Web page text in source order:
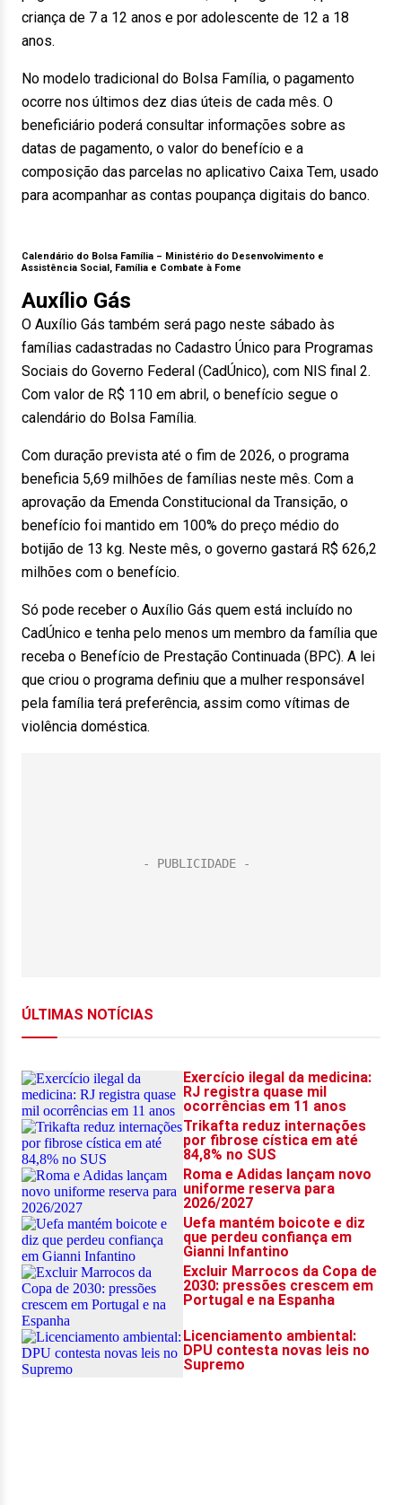
criança de 7 a 12 anos e por adolescente de 12 a 18
anos.
No modelo tradicional do Bolsa Família, o pagamento
ocorre nos últimos dez dias úteis de cada mês. O
beneficiário poderá consultar informações sobre as
datas de pagamento, o valor do benefício e a
composição das parcelas no aplicativo Caixa Tem, usado
para acompanhar as contas poupança digitais do banco.
Calendário do Bolsa Família – Ministério do Desenvolvimento e
Assistência Social, Família e Combate à Fome
Auxílio Gás
O Auxílio Gás também será pago neste sábado às
famílias cadastradas no Cadastro Único para Programas
Sociais do Governo Federal (CadÚnico), com NIS final 2.
Com valor de R$ 110 em abril, o benefício segue o
calendário do Bolsa Família.
Com duração prevista até o fim de 2026, o programa
beneficia 5,69 milhões de famílias neste mês. Com a
aprovação da Emenda Constitucional da Transição, o
benefício foi mantido em 100% do preço médio do
botijão de 13 kg. Neste mês, o governo gastará R$ 626,2
milhões com o benefício.
Só pode receber o Auxílio Gás quem está incluído no
CadÚnico e tenha pelo menos um membro da família que
receba o Benefício de Prestação Continuada (BPC). A lei
que criou o programa definiu que a mulher responsável
pela família terá preferência, assim como vítimas de
violência doméstica.